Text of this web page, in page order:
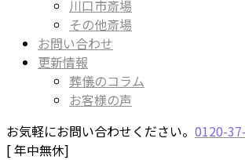
川口市斎場
その他斎場
お問い合わせ
更新情報
葬儀のコラム
お客様の声
お気軽にお問い合わせください。 0120-
[ 年中無休]